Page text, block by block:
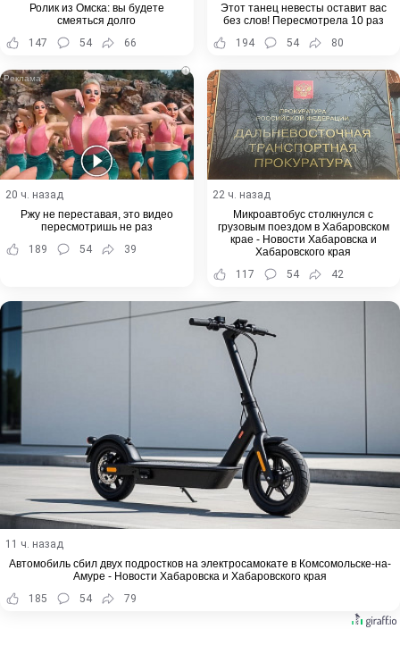
Ролик из Омска: вы будете
смеяться долго
147
54 66
Этот танец невесты оставит вас
без слов! Пересмотрела 10 раз
194
54 80
i
20 ч. назад
Ржу не переставая, это видео
пересмотришь не раз
189
54 39
22 ч. назад
Микроавтобус столкнулся с
грузовым поездом в Хабаровском
крае - Новости Хабаровска и
Хабаровского края
117
54 42
11 ч. назад
Автомобиль сбил двух подростков на электросамокате в Комсомольске-на-
Амуре - Новости Хабаровска и Хабаровского края
185
54 79